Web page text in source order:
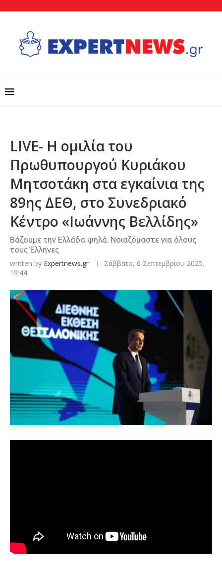
LIVE- Η ομιλία του
Πρωθυπουργού Κυριάκου
Μητσοτάκη στα εγκαίνια της
89ης ΔΕΘ, στο Συνεδριακό
Κέντρο «Ιωάννης Βελλίδης»
Βάζουμε την Ελλάδα ψηλά. Νοιαζόμαστε για όλους
τους Έλληνες
written by Expertnews.gr
Σάββατο, 6 Σεπτεμβρίου 2025,
19:44